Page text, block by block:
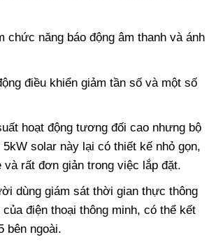
chức năng báo động âm thanh và ánh
điều khiển giảm tần số và một số
hoạt động tương đối cao nhưng bộ
5kW solar này lại có thiết kế nhỏ gọn,
và rất đơn giản trong việc lắp đặt.
dùng giám sát thời gian thực thông
của điện thoại thông minh, có thể kết
bên ngoài.